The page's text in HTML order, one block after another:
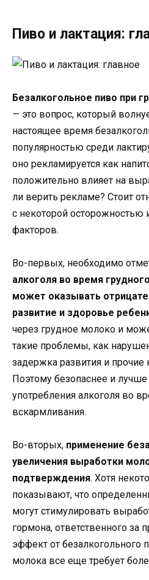
Пиво и лактация:
Безалкогольное пиво при
— это вопрос, который
настоящее время
популярностью среди
оно рекламируется как
положительно влияет на
ли верить рекламе? Стоит
с некоторой осторожностью
факторов.
Во-первых, необходимо
алкоголя во время
может оказывать
развитие и здоровье
через грудное молоко и
такие проблемы, как
задержка развития и
Поэтому безопаснее и
употребления алкоголя во
вскармливания.
Во-вторых, применение
увеличения выработки
подтверждения. Хотя
показывают, что
могут стимулировать
гормона, ответственного за
эффект от безалкогольного
молока все еще требует